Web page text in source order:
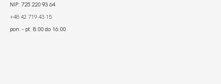
NIP: 725 220 93 64
+48 42 719 43 15
pon. - pt. 8:00 do 16:00